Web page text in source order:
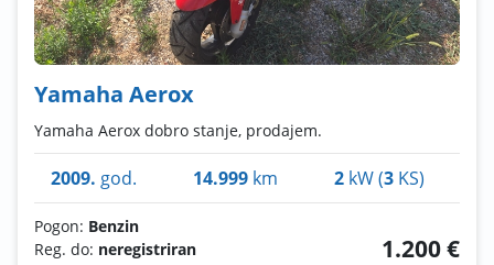
Yamaha Aerox
Yamaha Aerox dobro stanje, prodajem.
2009. god. 14.999km 2 kW (3 KS)
Pogon: Benzin
Reg. do: neregistriran 1.200 €